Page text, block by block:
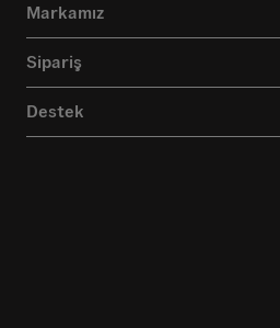
Markamız
Sipariş
Destek